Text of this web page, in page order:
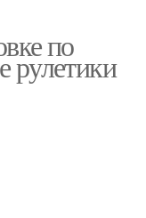
по
рулетики